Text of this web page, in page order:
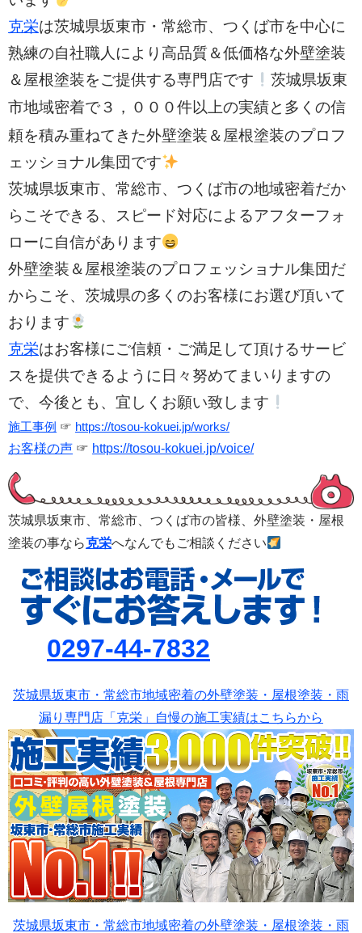
克栄は茨城県坂東市・常総市、つくば市を中心に
熟練の自社職人により高品質＆低価格な外壁塗装
＆屋根塗装をご提供する専門店です
茨城県坂東
市地域密着で３，０００件以上の実績と多く の信
頼を積み重ねてきた外壁塗装＆屋根塗装のプロフ
ェッショナル集団です
茨城県坂東市、常総市、つくば市の地域密着だか
らこそできる、スピード対応によるアフターフォ
ローに自信があります
外壁塗装＆屋根塗装のプロフェッショナル集団だ
からこそ、茨城県の多くのお客様にお選び頂いて
おります
克栄はお客様にご信頼・ご満足して頂けるサービ
スを提供できるように日々努めてまいりますの
で、今後とも、宜しくお願い致します
施工事例 ☞ https://tosou-kokuei.jp/works/
お客様の声 ☞ https://tosou-kokuei.jp/voice/
茨城県坂東市、常総市、つくば市の皆様、外壁塗装・屋根
塗装の事なら克栄へなんでもご相談ください
0297-44-7832
茨城県坂東市・常総市地域密着の外壁塗装・屋根塗装・雨
漏り専門店「克栄」自慢の施工実績はこちらから
茨城県坂東市・常総市地域密着の外壁塗装・屋根塗装・雨